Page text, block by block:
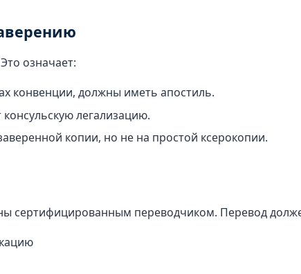
означает:
конвенции, должны иметь апостиль.
легализацию.
копии, но не на простой ксерокопии.
сертифицированным переводчиком. Перевод